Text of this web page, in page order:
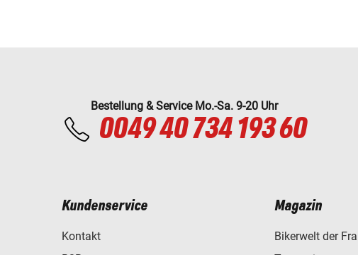
Bestellung & Service Mo.-Sa. 9-20 Uhr
0049 40 734 193 60
Kundenservice
Kontakt
Magazin
Bikerwelt der